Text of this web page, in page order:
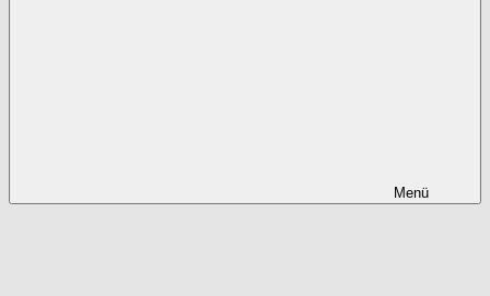
Menü